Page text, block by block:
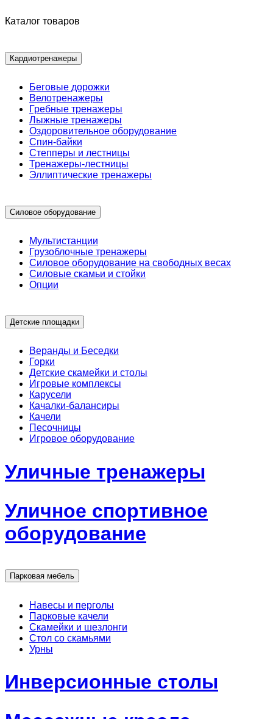
Каталог товаров
Кардиотренажеры
Беговые дорожки
Велотренажеры
Гребные тренажеры
Лыжные тренажеры
Оздоровительное оборудование
Спин-байки
Степперы и лестницы
Тренажеры-лестницы
Эллиптические тренажеры
Силовое оборудование
Мультистанции
Грузоблочные тренажеры
Силовое оборудование на свободных весах
Силовые скамьи и стойки
Опции
Детские площадки
Веранды и Беседки
Горки
Детские скамейки и столы
Игровые комплексы
Карусели
Качалки-балансиры
Качели
Песочницы
Игровое оборудование
Уличные тренажеры
Уличное спортивное
оборудование
Парковая мебель
Навесы и перголы
Парковые качели
Скамейки и шезлонги
Стол со скамьями
Урны
Инверсионные столы